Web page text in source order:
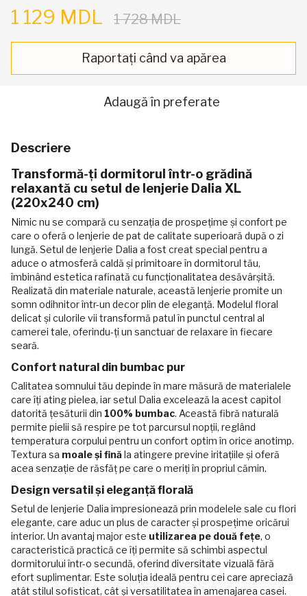
1 129 MDL 1 728 MDL
Raportați când va apărea
Adaugă în preferate
Descriere
Transformă-ți dormitorul într-o grădină
relaxantă cu setul de lenjerie Dalia XL
(220x240 cm)
Nimic nu se compară cu senzația de prospețime și confort pe
care o oferă o lenjerie de pat de calitate superioară după o zi
lungă. Setul de lenjerie Dalia a fost creat special pentru a
aduce o atmosferă caldă și primitoare în dormitorul tău,
îmbinând estetica rafinată cu funcționalitatea desăvârșită.
Realizată din materiale naturale, această lenjerie promite un
somn odihnitor într-un decor plin de eleganță. Modelul floral
delicat și culorile vii transformă patul în punctul central al
camerei tale, oferindu-ți un sanctuar de relaxare în fiecare
seară.
Confort natural din bumbac pur
Calitatea somnului tău depinde în mare măsură de materialele
care îți ating pielea, iar setul Dalia excelează la acest capitol
datorită țesăturii din 100% bumbac. Această fibră naturală
permite pielii să respire pe tot parcursul nopții, reglând
temperatura corpului pentru un confort optim în orice anotimp.
Textura sa moale și finăla atingere previne iritațiile și oferă
acea senzație de răsfăț pe care o meriți în propriul cămin.
Design versatil și eleganță florală
Setul de lenjerie Dalia impresionează prin modelele sale cu flori
elegante, care aduc un plus de caracter și prospețime oricărui
interior. Un avantaj major este utilizarea pe două fețe, o
caracteristică practică ce îți permite să schimbi aspectul
dormitorului într-o secundă, oferind diversitate vizuală fără
efort suplimentar. Este soluția ideală pentru cei care apreciază
atât stilul sofisticat, cât și versatilitatea în amenajarea casei.